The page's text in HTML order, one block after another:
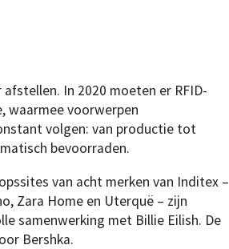
In 2020 moeten er RFID-
waarmee voorwerpen
volgen: van productie tot
bevoorraden.
van acht merken van Inditex –
Zara Home en Uterquë – zijn
samenwerking met Billie Eilish. De
Bershka.